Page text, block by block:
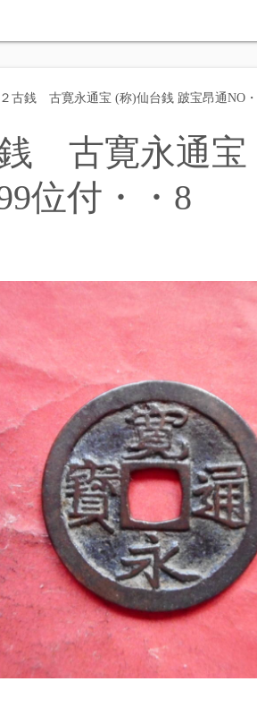
古銭 古寛永通宝 (称)仙台銭 跛宝昂通NO
古寛永通宝
位付・・8